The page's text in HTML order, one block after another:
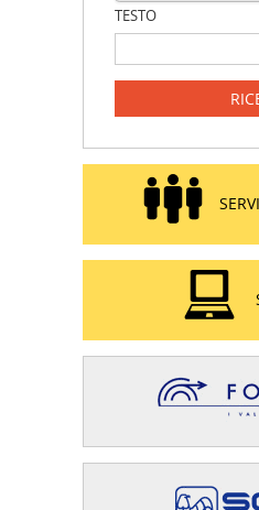
TESTO